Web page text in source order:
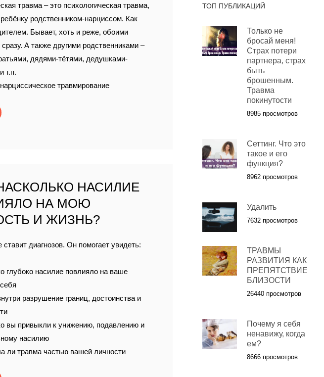
травма – это психологическая травма,
родственником-нарциссом. Как
Бывает, хоть и реже, обоими
А также другими родственниками –
дядями-тëтями, дедушками-
т.п.
травмирование
НАСИЛИЕ
НА МОЮ
И ЖИЗНЬ?
ставит диагнозов. Он помогает увидеть:
глубоко насилие повлияло на ваше
разрушение границ, достоинства и
вы привыкли к унижению, подавлению и
насилию
ли травма частью вашей личности
ТОП ПУБЛИКАЦИЙ
Только не
бросай меня!
Страх потери
партнера, страх
быть
брошенным.
Травма
покинутости
8985 просмотров
Сеттинг. Что это
такое и его
функция?
8962 просмотров
Удалить
7632 просмотров
ТРАВМЫ
РАЗВИТИЯ КАК
ПРЕПЯТСТВИЕ
БЛИЗОСТИ
26440 просмотров
Почему я себя
ненавижу, когда
ем?
8666 просмотров